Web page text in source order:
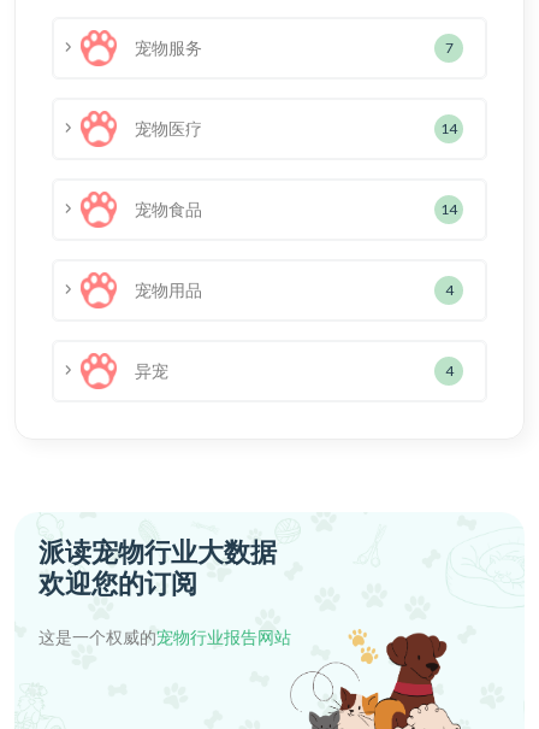
宠物服务 7
宠物医疗 14
宠物食品 14
宠物用品 4
异宠 4
派读宠物行业大数据
欢迎您的订阅
这是一个权威的宠物行业报告网站